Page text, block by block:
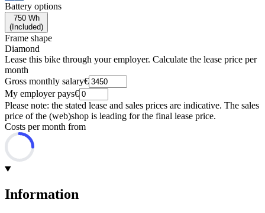
Battery options
750 Wh
( Included)
Frame shape
Diamond
Lease this bike through your employer. Calculate the lease price per
month
Gross monthly salary€
My employer pays€
Please note: the stated lease and sales prices are indicative. The sales
price of the (web)shop is leading for the final lease price.
Costs per month from
Information